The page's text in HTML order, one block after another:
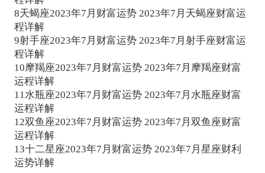
态度对于你们来说可能不会造成什么严重的损失，
但也容易错过一些惊喜，建议你们要擦亮眼睛看待
身边的求财机会。
由于职场表现很好，正财收入很稳定，得到的
奖励和提成并不会比其他同事少的。偏财运也很
好，投资方面获利不少，加上处女座懂得分散投
资，绝对不会将钱财都投入到同一个篮子里面，所
以收益方面还是挺不错的。虽然赚钱机会很多，但
8天蝎座2023年7月财富运势 2023年7月天蝎座财富运
程详解
9射手座2023年7月财富运势 2023年7月射手座财富运
程详解
10摩羯座2023年7月财富运势 2023年7月摩羯座财富
运程详解
11水瓶座2023年7月财富运势 2023年7月水瓶座财富
运程详解
12双鱼座2023年7月财富运势 2023年7月双鱼座财富
运程详解
13十二星座2023年7月财富运势 2023年7月星座财利
运势详解